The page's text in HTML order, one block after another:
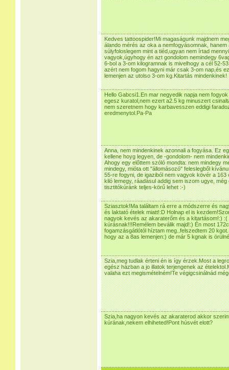
Kedves tattoospider!Mi magaságunk majdnem
álando mérés az oka a nemfogyásomnak,
súlyfoloslegem mint a tiéd,ugyan nem írtad
vagyok,úgyhogy én azt gondolom nemindegy
6-bol a 3-om kilogramnak is mivelhogy a cél 52-
azért nem fogom hagyni már csak 3-om nap,és
lemenjen az utolso 3-om kg.Kitartás mindenkinek!
Hello Gabcsi1.En mar negyedik napja nem
egesz kuratol,nem ezert a2.5 kg minuszert
nem szeretnem hogy karbavesszen eddigi
eredmenytol.Pa-Pa
Anna, nem mindenkinek azonnali a fogyása. Ez
kellene hoyg legyen, de -gondolom- nem
Ahogy egy előttem szóló mondta: nem mindegy
mindegy, mióta ott "állomásozó" feleslegből
55-re fogyni, de igaziból nem vagyok kövér a
kiló lemegy, ráadásul addig sem iszom ugye,
tisztitókúránk teljes-körű lehet :-)
Sziasztok!Ma találtam rá erre a módszerre és
és laktató ételek miatt!:D Holnap el is
nagyok kevés az akaraterőm és a kitartásom!:)
kúrásnak!!!Remélem beválik majd!:) Én most
fogamzásgátlótól híztam meg..felszedtem 20
hogy az a 8as lemenjen:) de már 5 kgnak is
Szia,meg tudlak érteni én is így érzek.Most a
egész házban a jo illatok terjengenek az
valaha ezt megismételném!Te végigcsinálnád
Szia,ha nagyon kevés az akaraterod akkor
kúrának,nekem elhiheted!Pont húsvét elott?